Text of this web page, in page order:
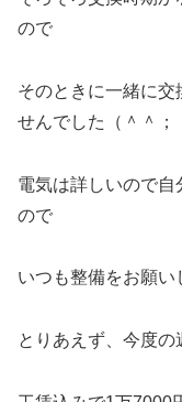
ので
そのときに一緒に交
せんでした（＾＾；
電気は詳しいので
ので
いつも整備をお願い
とりあえず、今度の